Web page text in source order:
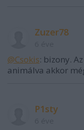
Zuzer78
@Csokis: bizony.
animálva akkor
P1sty